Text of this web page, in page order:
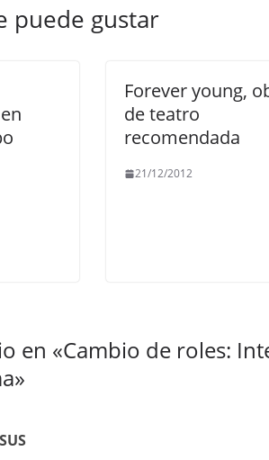
p k
puede gustar
Forever young,
de teatro
recomendada
21/12/2012
en «Cambio de roles:
»